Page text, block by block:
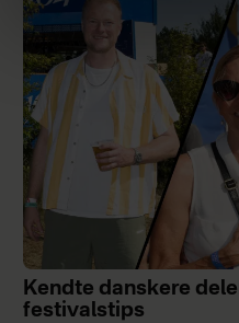
Kendte danskere
festivalstips